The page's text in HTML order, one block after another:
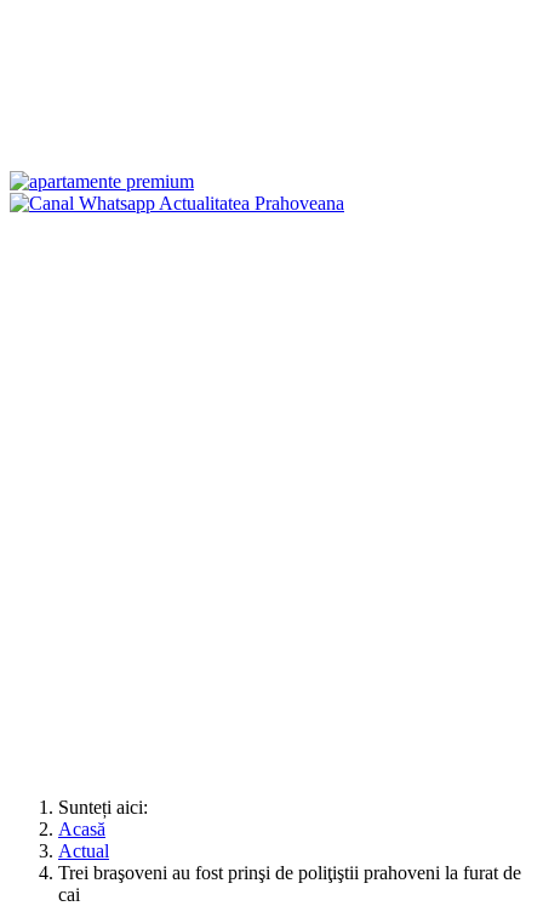
Sunteți aici:
Acasă
Actual
Trei braşoveni au fost prinşi de poliţiştii prahoveni la furat de
cai